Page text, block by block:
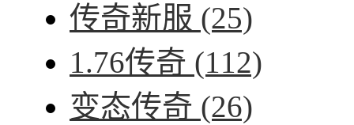
传奇新服 (25)
1.76传奇 (112)
变态传奇 (26)